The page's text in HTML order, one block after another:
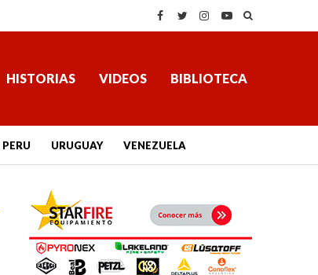
HISTORIAS VIDEOS BIBLIOTECA
PERU URUGUAY VENEZUELA